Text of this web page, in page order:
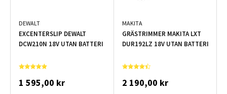
DEWALT
EXCENTERSLIP DEWALT
DCW210N 18V UTAN BATTERI
1 595,00 kr
MAKITA
GRÄSTRIMMER MAKITA LXT
DUR192LZ 18V UTAN BATTERI
2 190,00 kr